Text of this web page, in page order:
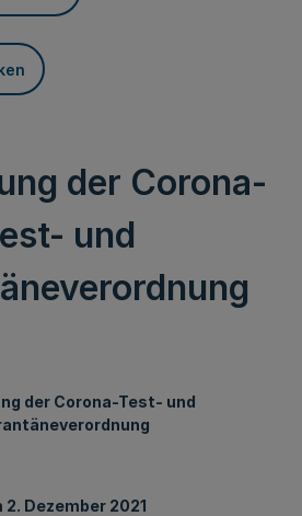
der Corona-
und
der Corona-Test- und
2. Dezember 2021